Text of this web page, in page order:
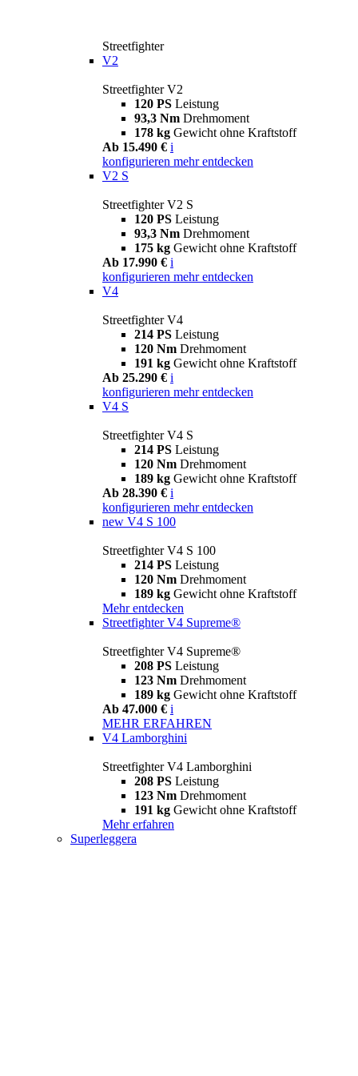
Streetfighter
V2
Streetfighter V2
120 PS Leistung
93,3 Nm Drehmoment
178 kg Gewicht ohne Kraftstoff
Ab 15.490 € i
konfigurieren mehr entdecken
V2 S
Streetfighter V2 S
120 PS Leistung
93,3 Nm Drehmoment
175 kg Gewicht ohne Kraftstoff
Ab 17.990 € i
konfigurieren mehr entdecken
V4
Streetfighter V4
214 PS Leistung
120 Nm Drehmoment
191 kg Gewicht ohne Kraftstoff
Ab 25.290 € i
konfigurieren mehr entdecken
V4 S
Streetfighter V4 S
214 PS Leistung
120 Nm Drehmoment
189 kg Gewicht ohne Kraftstoff
Ab 28.390 € i
konfigurieren mehr entdecken
new V4 S 100
Streetfighter V4 S 100
214 PS Leistung
120 Nm Drehmoment
189 kg Gewicht ohne Kraftstoff
Mehr entdecken
Streetfighter V4 Supreme®
Streetfighter V4 Supreme®
208 PS Leistung
123 Nm Drehmoment
189 kg Gewicht ohne Kraftstoff
Ab 47.000 € i
MEHR ERFAHREN
V4 Lamborghini
Streetfighter V4 Lamborghini
208 PS Leistung
123 Nm Drehmoment
191 kg Gewicht ohne Kraftstoff
Mehr erfahren
Superleggera